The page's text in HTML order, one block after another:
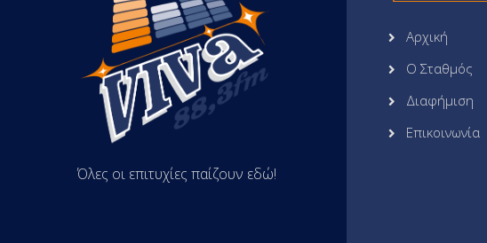
Όλες οι επιτυχίες παίζουν εδώ!
Αρχική
Ο Σταθμός
Διαφήμιση
Επικοινωνία